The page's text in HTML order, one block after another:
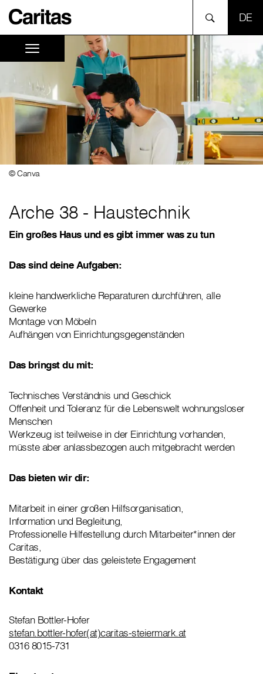
© Canva
Arche 38 - Haustechnik
Ein großes Haus und es gibt immer was zu tun
Das sind deine Aufgaben:
kleine handwerkliche Reparaturen durchführen, alle
Gewerke
Montage von Möbeln
Aufhängen von Einrichtungsgegenständen
Das bringst du mit:
Technisches Verständnis und Geschick
Offenheit und Toleranz für die Lebenswelt wohnungsloser
Menschen
Werkzeug ist teilweise in der Einrichtung vorhanden,
müsste aber anlassbezogen auch mitgebracht werden
Das bieten wir dir:
Mitarbeit in einer großen Hilfsorganisation,
Information und Begleitung,
Professionelle Hilfestellung durch Mitarbeiter*innen der
Caritas,
Bestätigung über das geleistete Engagement
Kontakt
Stefan Bottler-Hofer
stefan.bottler-hofer(at)caritas-steiermark.at
0316 8015-731